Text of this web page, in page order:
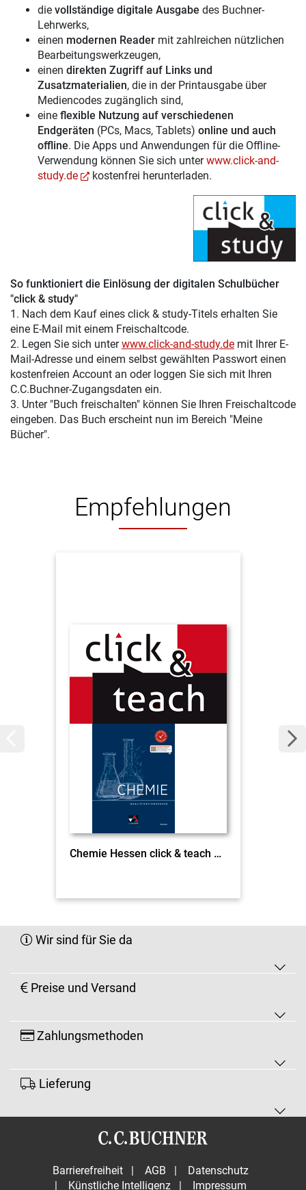
die vollständige digitale Ausgabe des Buchner-
Lehrwerks,
einen modernen Reader mit zahlreichen nützlichen
Bearbeitungswerkzeugen,
einen direkten Zugriff auf Links und
Zusatzmaterialien, die in der Printausgabe über
Mediencodes zugänglich sind,
eine flexible Nutzung auf verschiedenen
Endgeräten (PCs, Macs, Tablets) online und auch
offline. Die Apps und Anwendungen für die Offline-
Verwendung können Sie sich unterwww.click-and-
study.de
kostenfrei herunterladen.
So funktioniert die Einlösung der digitalen Schulbücher
"click & study"
1. Nach dem Kauf eines click & study-Titels erhalten Sie
eine E-Mail mit einem Freischaltcode.
2. Legen Sie sich unterwww.click-and-study.de mit Ihrer E-
Mail-Adresse und einem selbst gewählten Passwort einen
kostenfreien Account an oder loggen Sie sich mit Ihren
C.C.Buchner-Zugangsdaten ein.
3. Unter "Buch freischalten" können Sie Ihren Freischaltcode
eingeben. Das Buch erscheint nun im Bereich "Meine
Bücher".
Empfehlungen
Chemie Hessen click & teach Qualifikationsphase EL
Wir sind für Sie da
Preise und Versand
Zahlungsmethoden
Lieferung
Barrierefreiheit | AGB |
Datenschutz
|
Künstliche Intelligenz | Impressum